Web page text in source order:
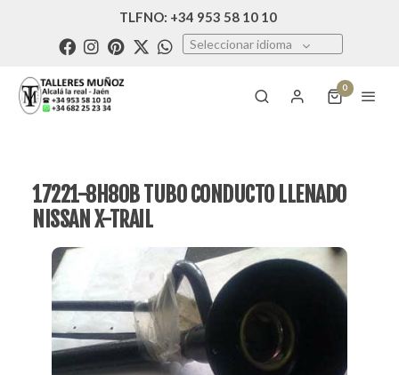
TLFNO: +34 953 58 10 10
Seleccionar idioma
0
17221-8H80B TUBO CONDUCTO LLENADO
NISSAN X-TRAIL